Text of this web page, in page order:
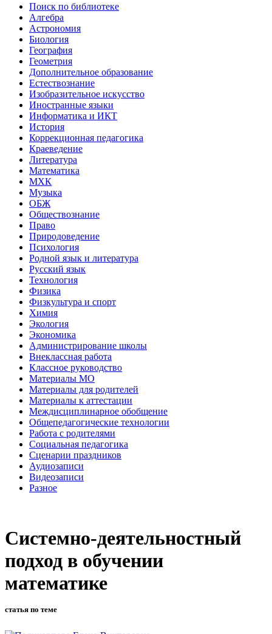
Поиск по библиотеке
Алгебра
Астрономия
Биология
География
Геометрия
Дополнительное образование
Естествознание
Изобразительное искусство
Иностранные языки
Информатика и ИКТ
История
Коррекционная педагогика
Краеведение
Литература
Математика
МХК
Музыка
ОБЖ
Обществознание
Право
Природоведение
Психология
Родной язык и литература
Русский язык
Технология
Физика
Физкультура и спорт
Химия
Экология
Экономика
Администрирование школы
Внеклассная работа
Классное руководство
Материалы МО
Материалы для родителей
Материалы к аттестации
Междисциплинарное обобщение
Общепедагогические технологии
Работа с родителями
Социальная педагогика
Сценарии праздников
Аудиозаписи
Видеозаписи
Разное
Системно-деятельностный
подход в обучении
математике
статья по теме